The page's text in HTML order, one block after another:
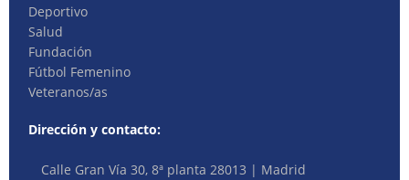
Deportivo
Salud
Fundación
Fútbol Femenino
Veteranos/as
Dirección y contacto:
Calle Gran Vía 30, 8ª planta 28013 | Madrid